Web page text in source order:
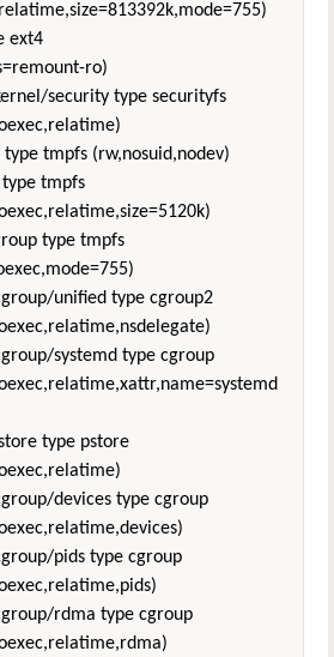
ext4
ro)
security type securityfs
tmpfs (rw,nosuid,nodev)
tmpfs
type tmpfs
unified type cgroup2
systemd type cgroup
type pstore
devices type cgroup
pids type cgroup
rdma type cgroup